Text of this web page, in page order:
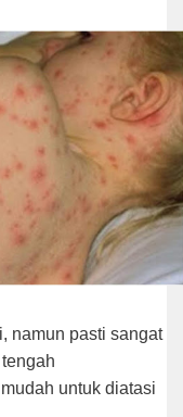
nаmun раѕtі ѕаngаt
untuk dіаtаѕі